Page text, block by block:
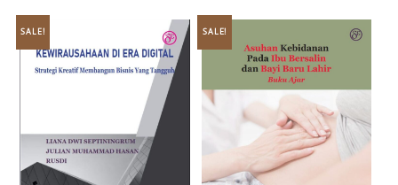
SALE! SALE!